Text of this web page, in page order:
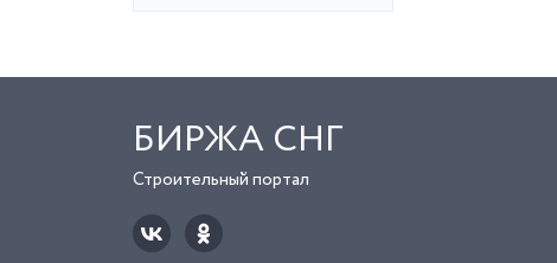
БИРЖА СНГ
Строительный портал